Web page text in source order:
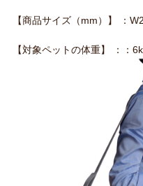
【商品サイズ（mm）】 ：
【対象ペットの体重】 ：：